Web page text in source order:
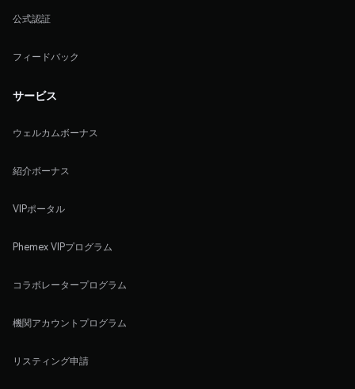
公式認証
フィードバック
サービス
ウェルカムボーナス
紹介ボーナス
VIPポータル
Phemex VIPプログラム
コラボレータープログラム
機関アカウントプログラム
リスティング申請